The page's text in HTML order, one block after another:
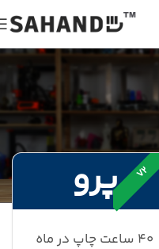
V2 پرو
۴۰ ساعت چاپ در ماه